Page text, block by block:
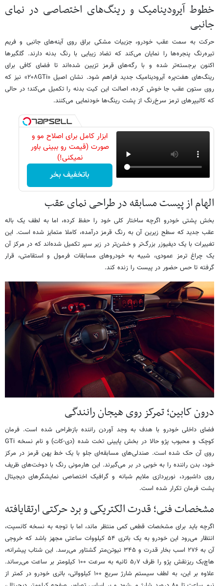
خطوط آیرودینامیک و رینگ‌های اختصاصی در نمای
جانبی
حرکت به سمت عقب خودرو، جزییات مشکی براق روی آینه‌های جانبی و فریم
تیره‌رنگ پنجره‌ها را نمایان می‌کند که تضاد زیبایی با رنگ بدنه دارند. گلگیرها
اکنون برجسته‌تر شده و با رگه‌های قرمز تزیین شده‌اند تا فضای کافی برای
رینگ‌های هفت‌پره آیرودینامیک جدید فراهم شود. نشان اصیل «۲۰۸GTi» نیز که
روی ستون عقب جا خوش کرده، اصالت این کیت بدنه را تکمیل می‌کند؛ در حالی
که کالیپرهای ترمز سرخ‌رنگ از پشت رینگ‌ها خودنمایی می‌کنند.
ابزار کامل برای اصلاح مو و
صورت (قیمت رو ببینی باور
نمیکنی!)
باتخفیف بخر
الهام از پیست مسابقه در طراحی نمای عقب
بخش پشتی خودرو اگرچه ساختار کلی خود را حفظ کرده، اما به لطف یک باله
عقب جدید که سطح زیرین آن به رنگ قرمز درآمده، کاملا متمایز شده است. این
تغییرات با یک دیفیوزر بزرگ‌تر و خشن‌تر در زیر سپر تکمیل شده‌اند که در مرکز آن
یک چراغ ترمز عمودی، شبیه به خودروهای مسابقات فرمول و استقامتی، قرار
گرفته تا حس حضور در پیست را زنده کند.
درون کابین؛ تمرکز روی هیجان رانندگی
فضای داخلی خودرو با هدف به وجد آوردن راننده بازطراحی شده است. فرمان
کوچک و محبوب پژو حالا در بخش پایینی تخت شده (دی-کات) و نام نسخه GTi
روی آن حک شده است. صندلی‌های مسابقه‌ای جلو با یک خط پهن قرمز در مرکز
خود، بدن راننده را به خوبی در بر می‌گیرند. این هارمونی رنگ با دوخت‌های ظریف
روی داشبورد، نورپردازی ملایم شبانه و گرافیک اختصاصی نمایشگرهای دیجیتال
پشت فرمان تکرار شده است.
مشخصات فنی؛ قدرت الکتریکی و برد حرکتی ارتقایافته
اگرچه باید برای مشخصات قطعی کمی منتظر ماند، اما با توجه به نسخه کانسپت،
انتظار می‌رود این خودرو به یک باتری ۵۴ کیلووات ساعتی مجهز باشد که خروجی
آن به ۲۷۶ اسب بخار قدرت و ۳۴۵ نیوتن‌متر گشتاور می‌رسد. این شتاب پیشرانه،
هاچ‌بک ریزنقش پژو را ظرف ۵٫۷ ثانیه به سرعت ۱۰۰ کیلومتر بر ساعت می‌رساند.
علاوه بر این، به لطف سیستم شارژ سریع ۱۰۰ کیلوواتی، باتری خودرو در کمتر از